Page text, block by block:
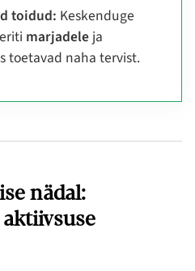
toidud: Keskenduge
marjadele ja
toetavad naha tervist.
nädal: